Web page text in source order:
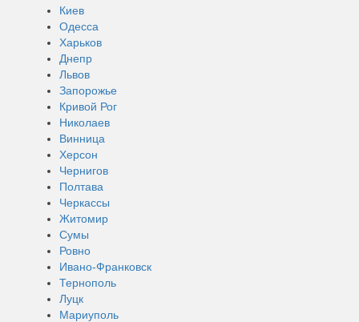
Киев
Одесса
Харьков
Днепр
Львов
Запорожье
Кривой Рог
Николаев
Винница
Херсон
Чернигов
Полтава
Черкассы
Житомир
Сумы
Ровно
Ивано-Франковск
Тернополь
Луцк
Мариуполь